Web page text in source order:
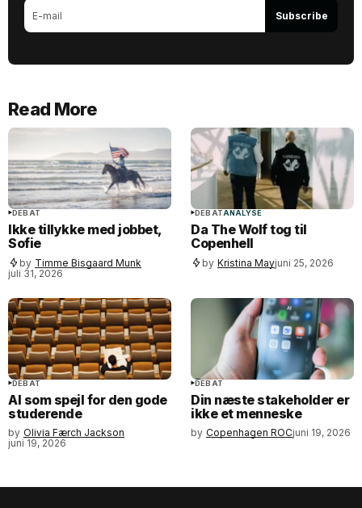
Subscribe
Read More
DEBAT
Ikke tillykke med jobbet,
Sofie
by Timme Bisgaard Munk
juli 31, 2026
DEBATANALYSE
Da The Wolf tog til
Copenhell
by Kristina Mayjuni 25, 2026
DEBAT
AI som spejl for den gode
studerende
by Olivia Færch Jackson
juni 19, 2026
DEBAT
Din næste stakeholder er
ikke et menneske
by Copenhagen ROCjuni 19, 2026